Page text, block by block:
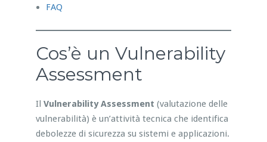
FAQ
Cos’è un Vulnerability
Assessment
Il Vulnerability Assessment (valutazione delle
vulnerabilità) è un’attività tecnica che identifica
debolezze di sicurezza su sistemi e applicazioni.